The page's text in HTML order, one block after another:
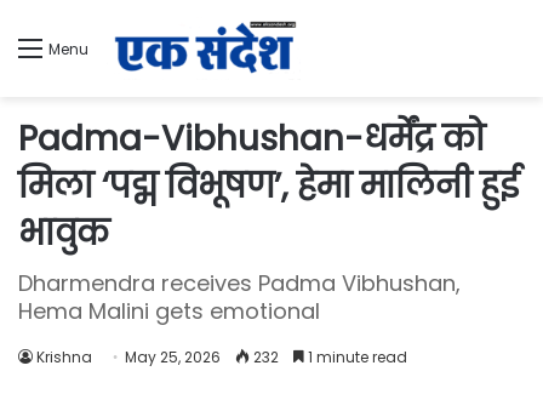
Menu
Padma-Vibhushan-धर्मेंद्र को
मिला ‘पद्म विभूषण’, हेमा मालिनी हुई
भावुक
Dharmendra receives Padma Vibhushan,
Hema Malini gets emotional
Krishna May 25, 2026 232 1 minute read